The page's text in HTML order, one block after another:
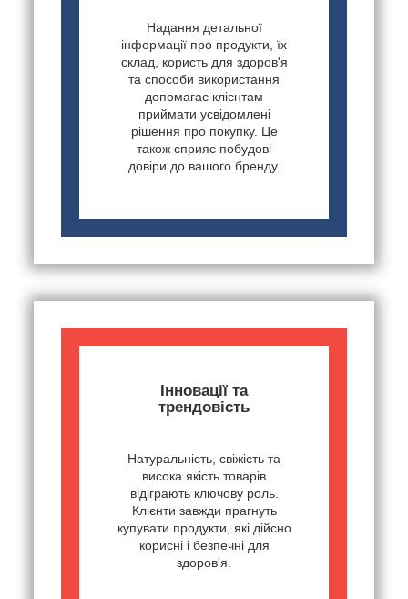
Надання детальної
інформації про продукти, їх
склад, користь для здоров'я
та способи використання
допомагає клієнтам
приймати усвідомлені
рішення про покупку. Це
також сприяє побудові
довіри до вашого бренду.
Інновації та
трендовість
Натуральність, свіжість та
висока якість товарів
відіграють ключову роль.
Клієнти завжди прагнуть
купувати продукти, які дійсно
корисні і безпечні для
здоров'я.